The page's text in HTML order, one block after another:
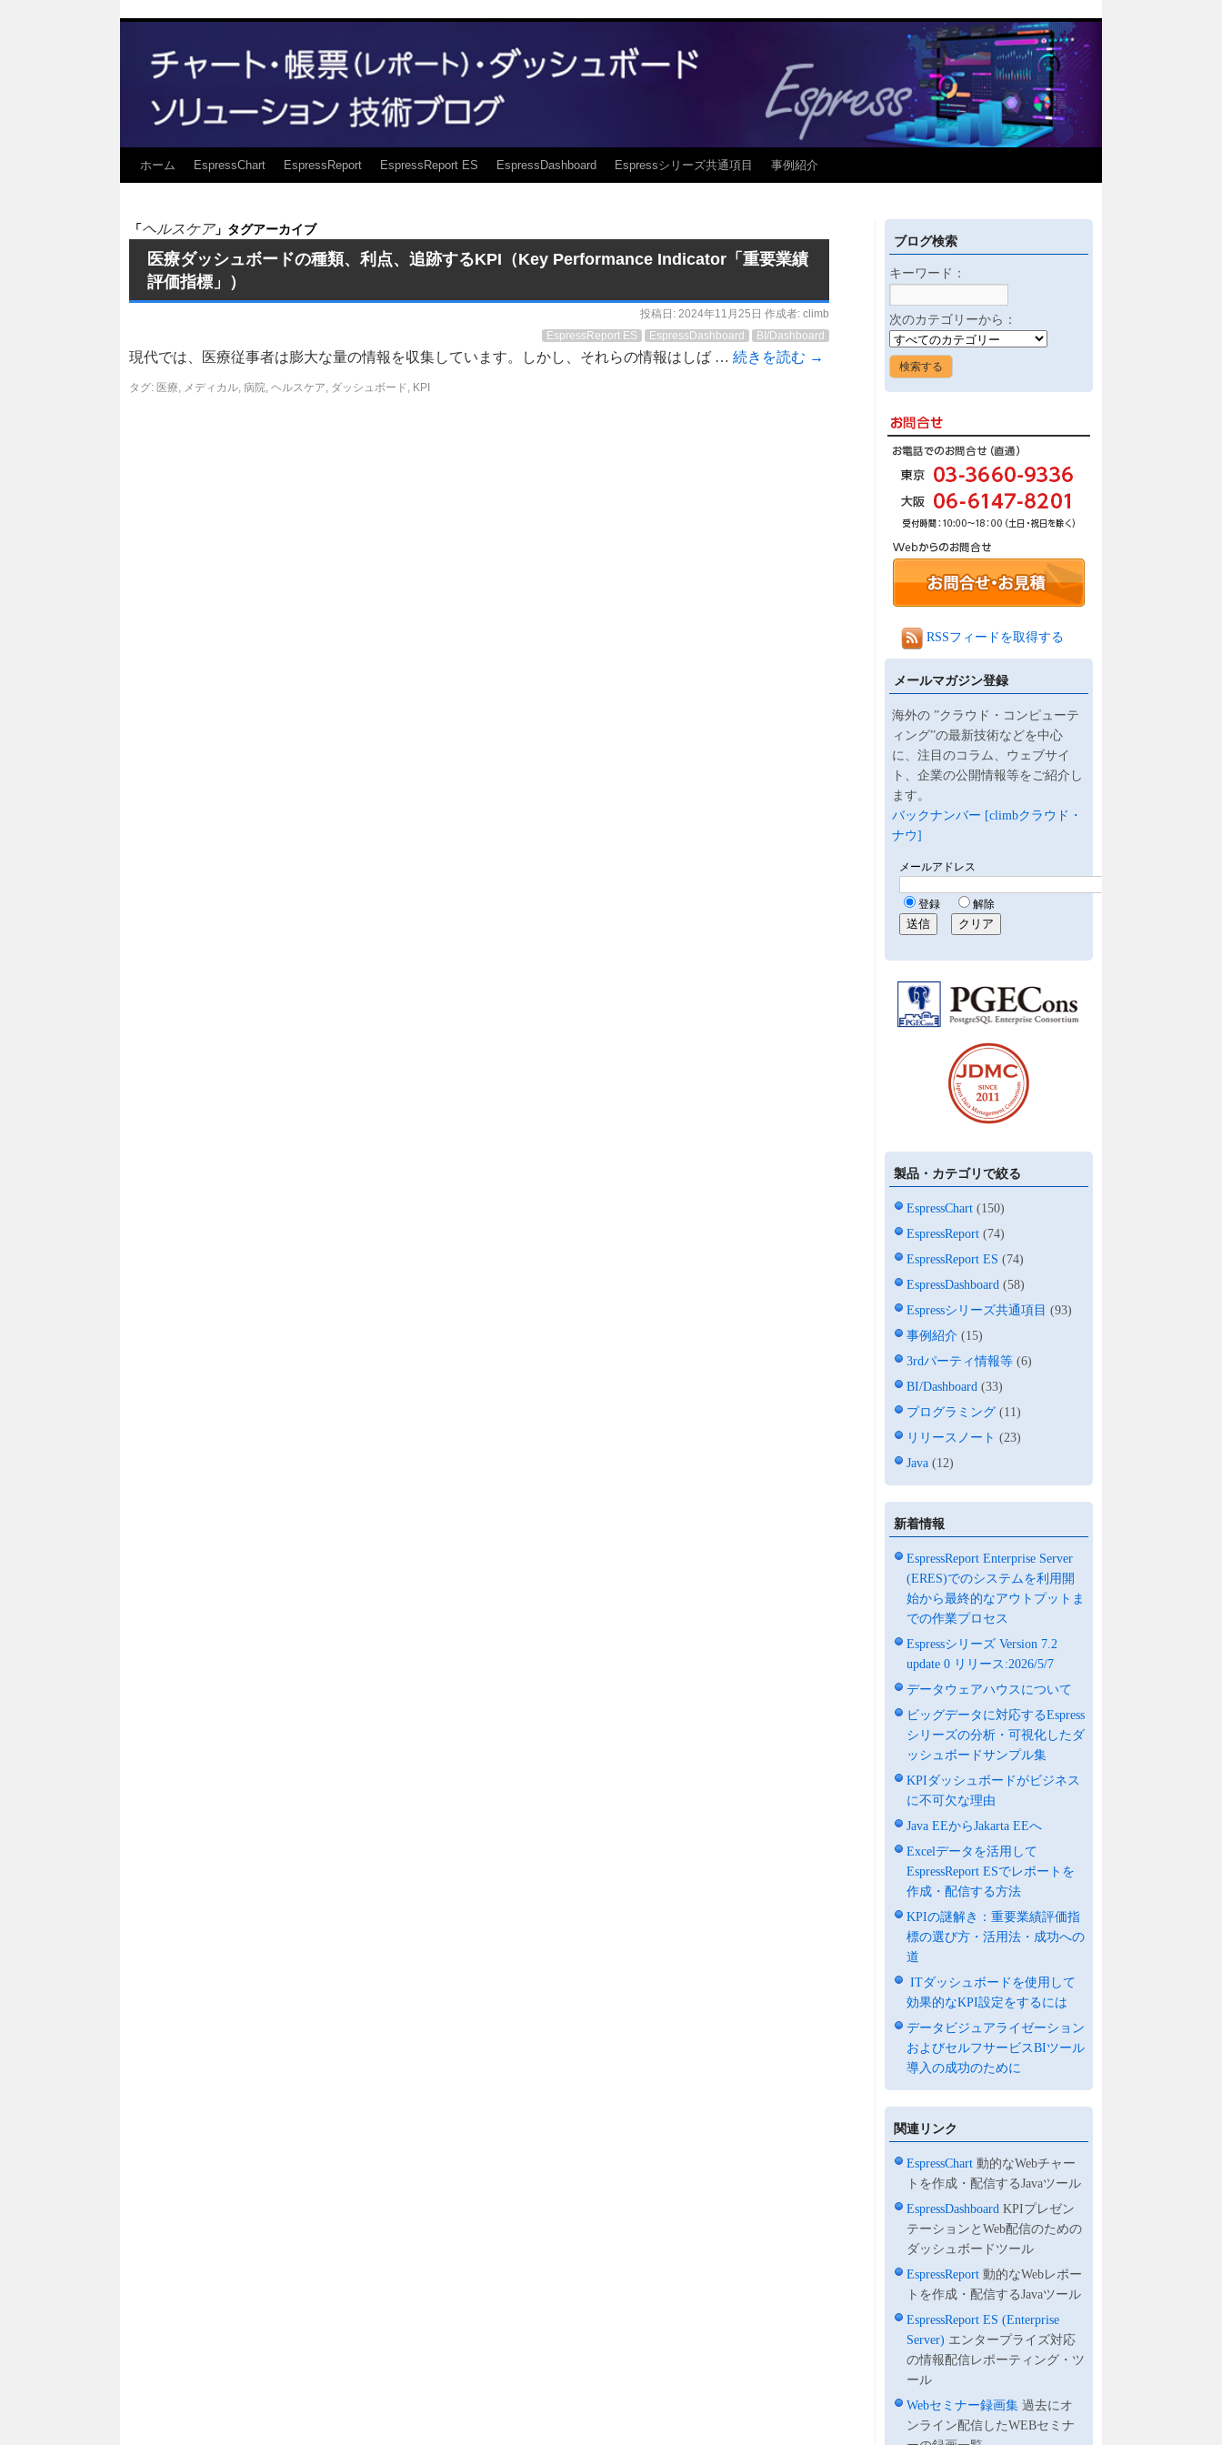
ホーム EspressChart EspressReport EspressReport ES EspressDashboard Espressシリーズ共通項目 事例紹介
「ヘルスケア」タグアーカイブ
医療ダッシュボードの種類、利点、追跡するKPI（Key Performance Indicator「重要業績
評価指標」）
投稿日: 2024年11月25日 作成者: climb
EspressReport ES
EspressDashboard BI/Dashboard
現代では、医療従事者は膨大な量の情報を収集しています。しかし、それらの情報はしば … 続きを読む →
タグ: 医療, メディカル, 病院, ヘルスケア, ダッシュボード, KPI
ブログ検索
キーワード：
次のカテゴリーから：
RSSフィードを取得する
メールマガジン登録
海外の ”クラウド・コンピューテ
ィング”の最新技術などを中心
に、注目のコラム、ウェブサイ
ト、企業の公開情報等をご紹介し
ます。
バックナンバー [climbクラウド・
ナウ]
製品・カテゴリで絞る
EspressChart (150)
EspressReport (74)
EspressReport ES (74)
EspressDashboard (58)
Espressシリーズ共通項目 (93)
事例紹介 (15)
3rdパーティ情報等 (6)
BI/Dashboard (33)
プログラミング (11)
リリースノート (23)
Java (12)
新着情報
EspressReport Enterprise Server
(ERES)でのシステムを利用開
始から最終的なアウトプットま
での作業プロセス
Espressシリーズ Version 7.2
update 0 リリース:2026/5/7
データウェアハウスについて
ビッグデータに対応するEspress
シリーズの分析・可視化したダ
ッシュボードサンプル集
KPIダッシュボードがビジネス
に不可欠な理由
Java EEからJakarta EEへ
Excelデータを活用して
EspressReport ESでレポートを
作成・配信する方法
KPIの謎解き：重要業績評価指
標の選び方・活用法・成功への
道
ITダッシュボードを使用して
効果的なKPI設定をするには
データビジュアライゼーション
およびセルフサービスBIツール
導入の成功のために
関連リンク
EspressChart 動的なWebチャー
トを作成・配信するJavaツール
EspressDashboard KPIプレゼン
テーションとWeb配信のための
ダッシュボードツール
EspressReport 動的なWebレポー
トを作成・配信するJavaツール
EspressReport ES (Enterprise
Server) エンタープライズ対応
の情報配信レポーティング・ツ
ール
Webセミナー録画集 過去にオ
ンライン配信したWEBセミナ